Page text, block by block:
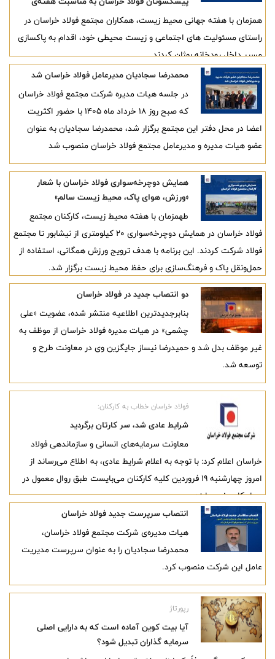
محیط زیست
همزمان با هفته جهانی محیط زیست، همکاران مجتمع فولاد خراسان در
راستای مسئولیت‌ های اجتماعی و زیست‌ محیطی خود، اقدام به پاکسازی
مسیر داخل رودخانه بوژان کردند.
محمدرضا سجادیان مدیرعامل فولاد خراسان شد
در جلسه هیات‌ مدیره شرکت مجتمع فولاد خراسان
که صبح روز ۱۸ خرداد ماه ۱۴۰۵ با حضور اکثریت
اعضا در محل دفتر این مجتمع برگزار شد، محمدرضا سجادیان به عنوان
عضو هیات‌ مدیره و مدیرعامل مجتمع فولاد خراسان منصوب شد
همایش دوچرخه‌سواری فولاد خراسان با شعار
«ورزش، هوای پاک، محیط زیست سالم»
طهمزمان با هفته محیط زیست، کارکنان مجتمع
فولاد خراسان در همایش دوچرخه‌سواری ۲۰ کیلومتری از نیشابور تا مجتمع
فولاد شرکت کردند. این برنامه با هدف ترویج ورزش همگانی، استفاده از
حمل‌ونقل پاک و فرهنگ‌سازی برای حفظ محیط زیست برگزار شد.
دو انتصاب جدید در فولاد خراسان
بنابرجدیدترین اطلاعیه منتشر شده، عضویت «علی
چشمی» در هیات مدیره فولاد خراسان از موظف به
غیر موظف بدل شد و حمیدرضا نیساز جایگزین وی در معاونت طرح و
توسعه شد.
فولاد خراسان خطاب به کارکنان:
شرایط عادی شد، سر کارتان برگردید
معاونت سرمایه‌های انسانی و سازماندهی فولاد
خراسان اعلام کرد: با توجه به اعلام شرایط عادی، به اطلاع می‌رساند از
امروز چهارشنبه ۱۹ فروردین کلیه کارکنان می‌بایست طبق روال معمول در
محل کار حضور یابند.
انتصاب سرپرست جدید فولاد خراسان
هیات مدیره‌ی شرکت مجتمع فولاد خراسان،
محمدرضا سجادیان را به عنوان سرپرست مدیریت
عامل این شرکت منصوب کرد.
رپورتاژ
آیا بیت کوین آماده است که به دارایی اصلی
سرمایه گذاران تبدیل شود؟